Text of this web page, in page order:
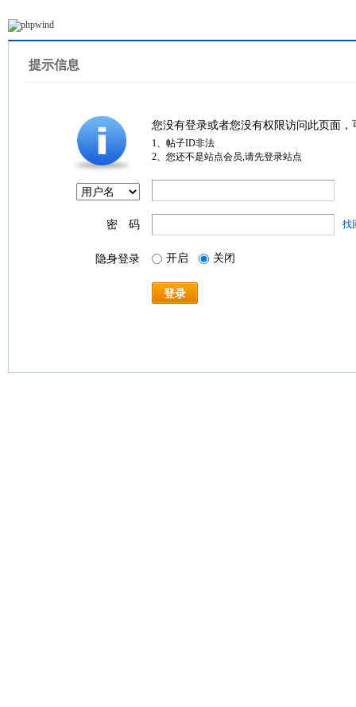
提示信息
您没有登录或者您没有权限访问此页面
1、帖子ID非法
2、您还不是站点会员,请先登录站点
密 码 找
隐身登录 开启 关闭
登录